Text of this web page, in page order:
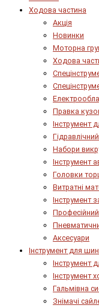
Ходова частина
Акція
Новинки
Моторна
Ходова
Правка
Інструмент
Набори
Інструмент
Головки
Витратні
Інструмент
Професійний
Аксесуари
Інструмент для
Інструмент
Інструмент
Гальмівна
Знімачі